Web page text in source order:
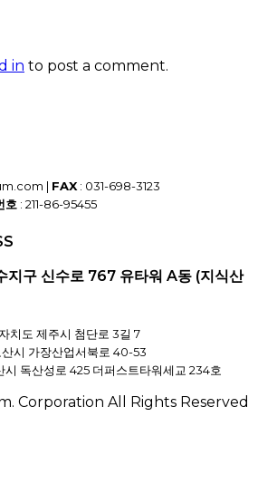
in to post a comment.
| FAX: 031-698-3123
호 : 211-86-95455
지구 신수로 767 유타워 A동 (지식산
치도 제주시 첨단로 3길 7
시 가장산업서북로 40-53
시 독산성로 425 더퍼스트타워세교 234호
Corporation All Rights Reserved